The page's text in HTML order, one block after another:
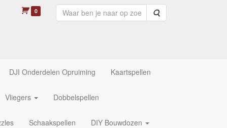
0 Zoeken
DJI Onderdelen Opruiming Kaartspellen
Vliegers Dobbelspellen
Schaakspellen DIY Bouwdozen